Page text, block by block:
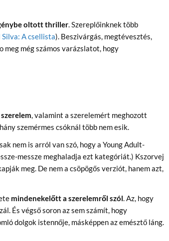
oltott thriller. Szereplőinknek több
Silva: A csellista). Beszivárgás, megtévesztés,
meg még számos varázslatot, hogy
, valamint a szerelemért meghozott
szemérmes csóknál több nem esik.
nem is arról van szó, hogy a Young Adult-
messze meghaladja ezt kategóriát.) Kszorvej
meg. De nem a csöpögős verziót, hanem azt,
mindenekelőtt a szerelemről szól. Az, hogy
És végső soron az sem számít, hogy
dolgok istennője, másképpen az emésztő láng.